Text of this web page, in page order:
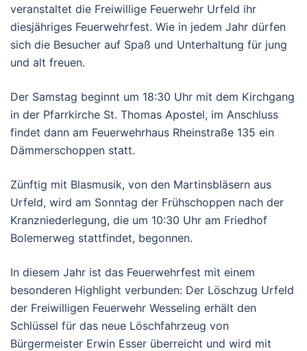
veranstaltet die Freiwillige Feuerwehr Urfeld ihr
diesjähriges Feuerwehrfest. Wie in jedem Jahr dürfen
sich die Besucher auf Spaß und Unterhaltung für jung
und alt freuen.
Der Samstag beginnt um 18:30 Uhr mit dem Kirchgang
in der Pfarrkirche St. Thomas Apostel, im Anschluss
findet dann am Feuerwehrhaus Rheinstraße 135 ein
Dämmerschoppen statt.
Zünftig mit Blasmusik, von den Martinsbläsern aus
Urfeld, wird am Sonntag der Frühschoppen nach der
Kranzniederlegung, die um 10:30 Uhr am Friedhof
Bolemerweg stattfindet, begonnen.
In diesem Jahr ist das Feuerwehrfest mit einem
besonderen Highlight verbunden: Der Löschzug Urfeld
der Freiwilligen Feuerwehr Wesseling erhält den
Schlüssel für das neue Löschfahrzeug von
Bürgermeister Erwin Esser überreicht und wird mit